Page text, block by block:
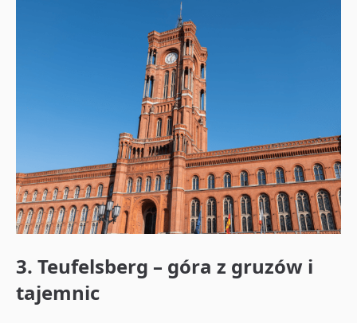
3. Teufelsberg – góra z gruzów i
tajemnic